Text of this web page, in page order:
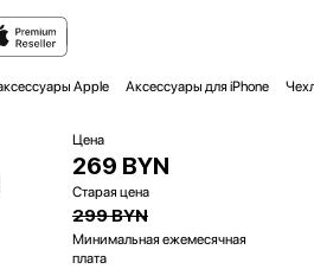
Apple Аксессуары для iPhone
Цена
269 BYN
Старая цена
299 BYN
Минимальная ежемесячная
плата